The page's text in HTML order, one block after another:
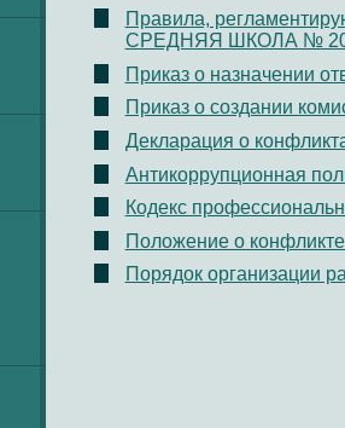
Правила,
СРЕДНЯЯ ШКОЛА № 20
Приказ о назначении
Приказ о создании
Декларация о
Антикоррупционная
Кодекс
Положение о
Порядок организации